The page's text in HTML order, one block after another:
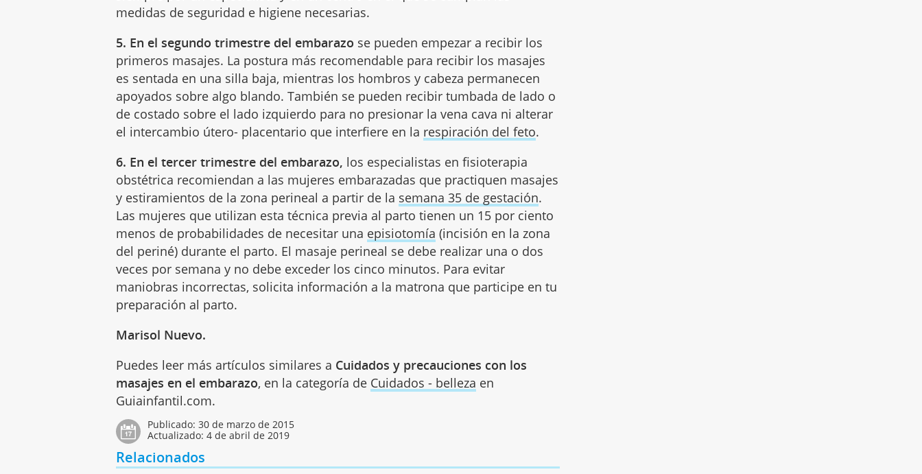
medidas de seguridad e higiene necesarias.
5. En el segundo trimestre del embarazo se pueden empezar a recibir los
primeros masajes. La postura más recomendable para recibir los masajes
es sentada en una silla baja, mientras los hombros y cabeza permanecen
apoyados sobre algo blando. También se pueden recibir tumbada de lado o
de costado sobre el lado izquierdo para no presionar la vena cava ni alterar
el intercambio útero- placentario que interfiere en la respiración del feto.
6. En el tercer trimestre del embarazo, los especialistas en fisioterapia
obstétrica recomiendan a las mujeres embarazadas que practiquen masajes
y estiramientos de la zona perineal a partir de la semana 35 de gestación.
Las mujeres que utilizan esta técnica previa al parto tienen un 15 por ciento
menos de probabilidades de necesitar una episiotomía (incisión en la zona
del periné) durante el parto. El masaje perineal se debe realizar una o dos
veces por semana y no debe exceder los cinco minutos. Para evitar
maniobras incorrectas, solicita información a la matrona que participe en tu
preparación al parto.
Marisol Nuevo.
Puedes leer más artículos similares a Cuidados y precauciones con los
masajes en el embarazo, en la categoría de Cuidados - belleza en
Guiainfantil.com.
Publicado:30 de marzo de 2015
Actualizado:4 de abril de 2019
Relacionados